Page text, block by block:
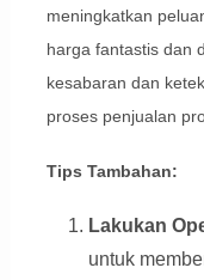
meningkatkan
harga fantastis dan
kesabaran dan
proses penjualan
Tips Tambahan:
Lakukan
untuk